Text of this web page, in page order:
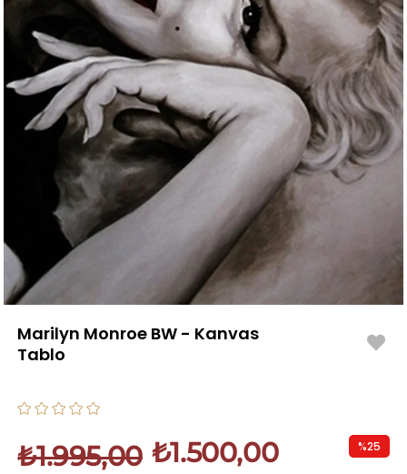
Marilyn Monroe BW - Kanvas
Tablo
₺1.995,00 ₺1.500,00 %25